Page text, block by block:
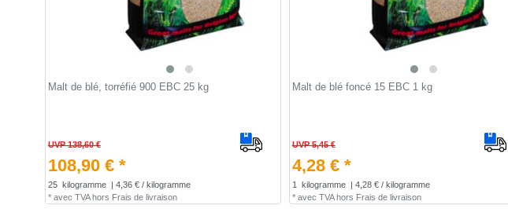
Malt de blé, torréfié 900 EBC 25 kg
UVP 138,60 €
108,90 € *
25 kilogramme
| 4,36 € / kilogramme
* avec TVAhors Frais de livraison
Malt de blé foncé 15 EBC 1 kg
UVP 5,45 €
4,28 € *
1 kilogramme
| 4,28 € / kilogramme
* avec TVAhors Frais de livraison